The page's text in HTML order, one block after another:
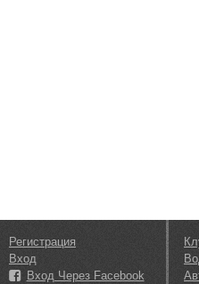
Регистрация
Вход
Вход Через Facebook